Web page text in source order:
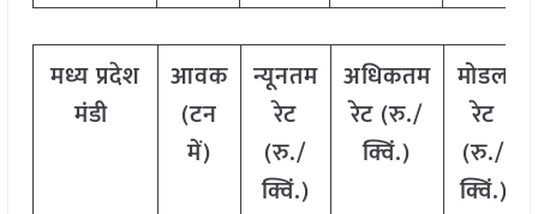
मध्य प्रदेश
मंडी
आवक
(टन
में)
न्यूनतम
रेट
(रु./
क्विं.)
अधिकतम
रेट (रु./
क्विं.)
मोडल
रेट
(रु./
क्विं.)